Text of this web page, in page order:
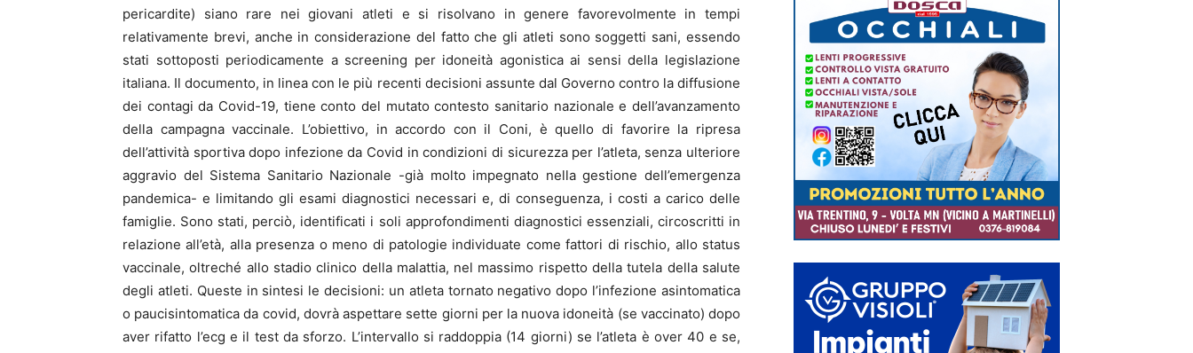
pericardite) siano rare nei giovani atleti e si risolvano in genere favorevolmente in tempi
relativamente brevi, anche in considerazione del fatto che gli atleti sono soggetti sani, essendo
stati sottoposti periodicamente a screening per idoneità agonistica ai sensi della legislazione
italiana. Il documento, in linea con le più recenti decisioni assunte dal Governo contro la diffusione
dei contagi da Covid-19, tiene conto del mutato contesto sanitario nazionale e dell’avanzamento
della campagna vaccinale. L’obiettivo, in accordo con il Coni, è quello di favorire la ripresa
dell’attività sportiva dopo infezione da Covid in condizioni di sicurezza per l’atleta, senza ulteriore
aggravio del Sistema Sanitario Nazionale -già molto impegnato nella gestione dell’emergenza
pandemica- e limitando gli esami diagnostici necessari e, di conseguenza, i costi a carico delle
famiglie. Sono stati, perciò, identificati i soli approfondimenti diagnostici essenziali, circoscritti in
relazione all’età, alla presenza o meno di patologie individuate come fattori di rischio, allo status
vaccinale, oltreché allo stadio clinico della malattia, nel massimo rispetto della tutela della salute
degli atleti. Queste in sintesi le decisioni: un atleta tornato negativo dopo l’infezione asintomatica
o paucisintomatica da covid, dovrà aspettare sette giorni per la nuova idoneità (se vaccinato) dopo
aver rifatto l’ecg e il test da sforzo. L’intervallo si raddoppia (14 giorni) se l’atleta è over 40 e se,